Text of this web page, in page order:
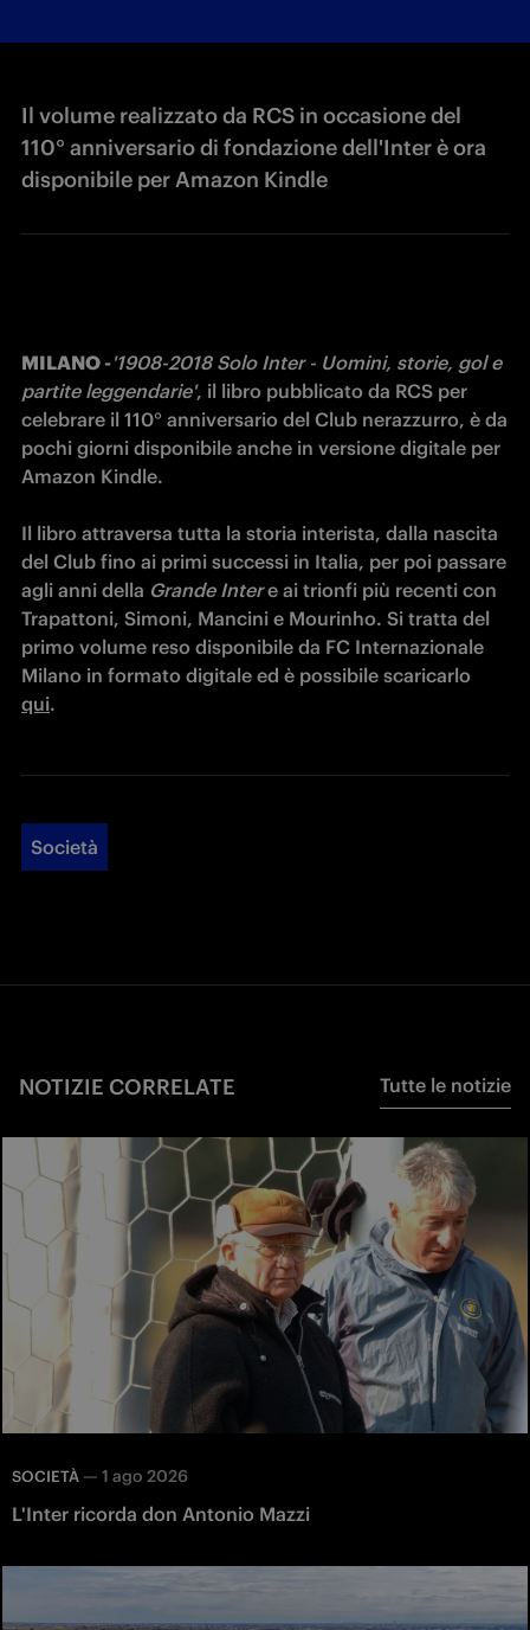
Il volume realizzato da RCS in occasione del
110° anniversario di fondazione dell'Inter è ora
disponibile per Amazon Kindle
MILANO -'1908-2018 Solo Inter - Uomini, storie, gol e
partite leggendarie', il libro pubblicato da RCS per
celebrare il 110° anniversario del Club nerazzurro, è da
pochi giorni disponibile anche in versione digitale per
Amazon Kindle.
Il libro attraversa tutta la storia interista, dalla nascita
del Club fino ai primi successi in Italia, per poi passare
agli anni della Grande Inter e ai trionfi più recenti con
Trapattoni, Simoni, Mancini e Mourinho. Si tratta del
primo volume reso disponibile da FC Internazionale
qui.
Società
NOTIZIE CORRELATE Tutte le notizie
SOCIETÀ — 1 ago 2026
L'Inter ricorda don Antonio Mazzi